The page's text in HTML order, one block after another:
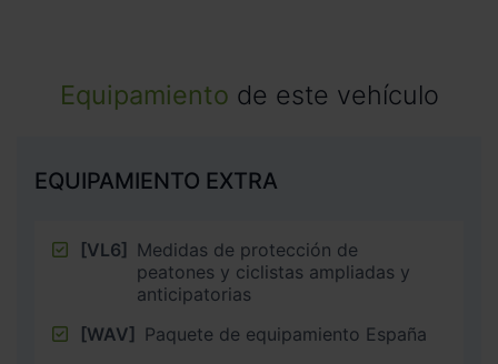
Equipamiento de este vehículo
EQUIPAMIENTO EXTRA
[VL6] Medidas de protección de
peatones y ciclistas ampliadas y
anticipatorias
[WAV] Paquete de equipamiento España